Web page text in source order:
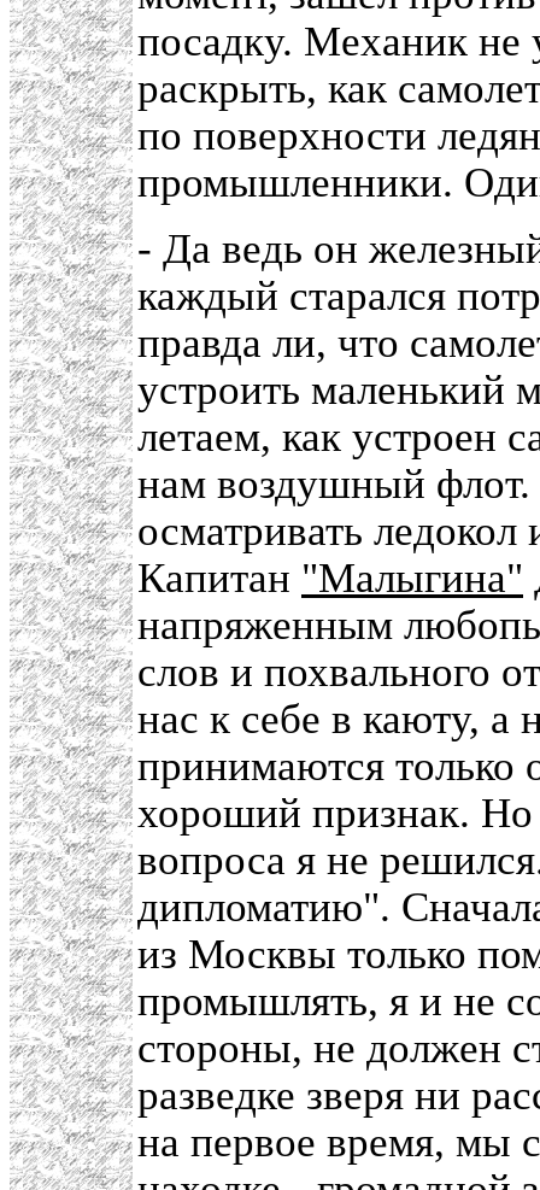
посадку. Механик не
раскрыть, как
по поверхности
промышленники.
- Да ведь он
каждый старался
правда ли, что
устроить маленький
летаем, как устроен
нам воздушный
осматривать
Капитан "Малыгина"
напряженным
слов и похвального
нас к себе в каюту, а
принимаются только
хороший признак.
вопроса я не
дипломатию".
из Москвы только
промышлять, я и не
стороны, не должен
разведке зверя ни
на первое время, мы